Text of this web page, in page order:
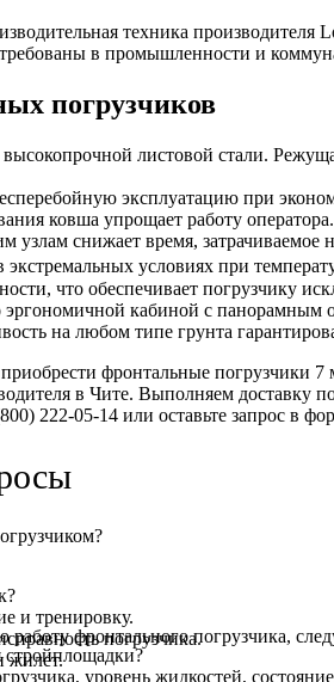
техника производителя
в промышленности и
погрузчиков
листовой стали.
эксплуатацию при
ковша упрощает работу оператора.
узлам снижает время,
условиях при
что обеспечивает погрузчику
эргономичной кабиной с
на любом типе грунта
фронтальные погрузчики
в Чите. Выполняем
222-05-14 или оставьте запрос в
и тренировку.
погрузчика.
жилет.
фронтального погрузчика,
уровень жидкостей,
стройплощадки?